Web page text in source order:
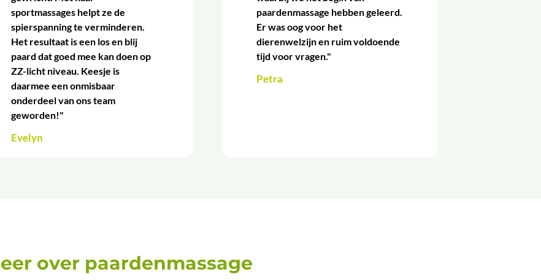
sportmassages helpt ze de
spierspanning te verminderen.
Het resultaat is een los en blij
paard dat goed mee kan doen op
ZZ-licht niveau. Keesje is
daarmee een onmisbaar
onderdeel van ons team
geworden!"
Evelyn
paardenmassage hebben geleerd.
Er was oog voor het
dierenwelzijn en ruim voldoende
tijd voor vragen."
Petra
over paardenmassage